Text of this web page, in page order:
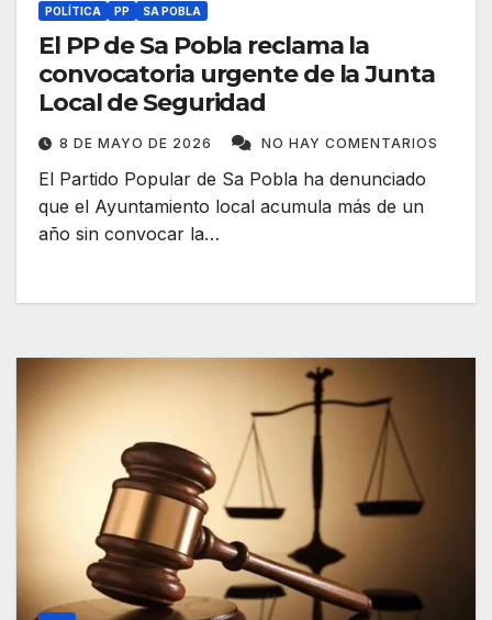
POLÍTICA PP SA POBLA
El PP de Sa Pobla reclama la
convocatoria urgente de la Junta
Local de Seguridad
8 DE MAYO DE 2026 NO HAY COMENTARIOS
El Partido Popular de Sa Pobla ha denunciado
que el Ayuntamiento local acumula más de un
año sin convocar la…